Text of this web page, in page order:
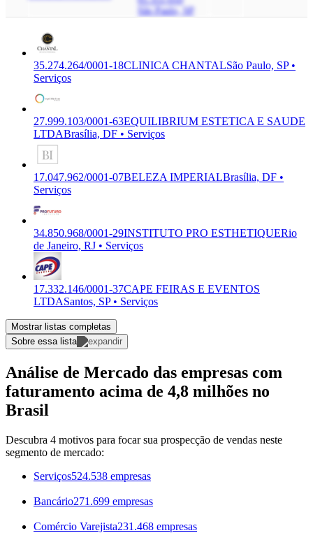
São Paulo, SP
35.274.264/0001-18CLINICA CHANTALSão Paulo, SP •
Serviços
27.999.103/0001-63EQUILIBRIUM ESTETICA E SAUDE
LTDABrasília, DF • Serviços
17.047.962/0001-07BELEZA IMPERIALBrasília, DF •
Serviços
34.850.968/0001-29INSTITUTO PRO ESTHETIQUERio
de Janeiro, RJ • Serviços
17.332.146/0001-37CAPE FEIRAS E EVENTOS
LTDASantos, SP • Serviços
Mostrar listas completas
Sobre essa lista
Análise de Mercado das empresas com
faturamento acima de 4,8 milhões no
Brasil
Descubra 4 motivos para focar sua prospecção de vendas neste
segmento de mercado:
Serviços524.538 empresas
Bancário271.699 empresas
Comércio Varejista231.468 empresas